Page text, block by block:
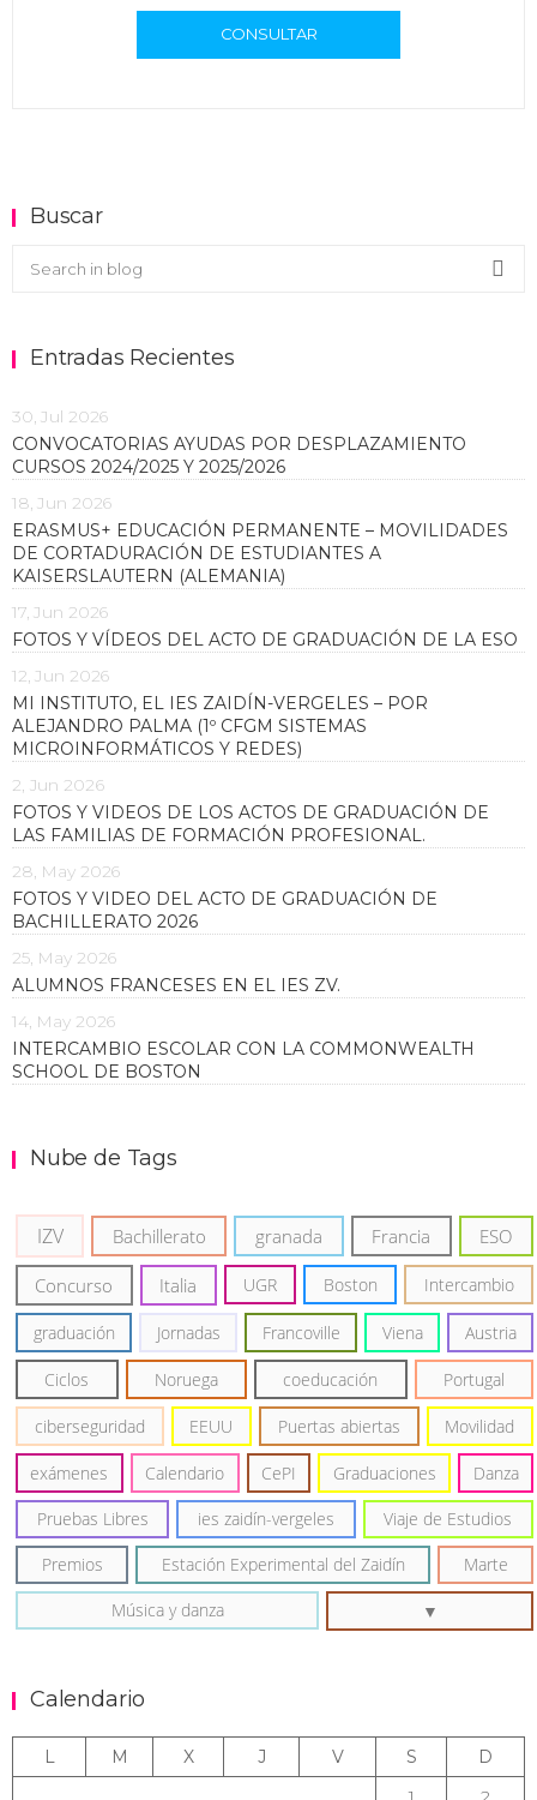
CONSULTAR
Buscar
Buscar en el blog
Entradas Recientes
30, Jul 2026
CONVOCATORIAS AYUDAS POR DESPLAZAMIENTO
CURSOS 2024/2025 Y 2025/2026
18, Jun 2026
ERASMUS+ EDUCACIÓN PERMANENTE – MOVILIDADES
DE CORTADURACIÓN DE ESTUDIANTES A
KAISERSLAUTERN (ALEMANIA)
17, Jun 2026
FOTOS Y VÍDEOS DEL ACTO DE GRADUACIÓN DE LA ESO
12, Jun 2026
MI INSTITUTO, EL IES ZAIDÍN-VERGELES – POR
ALEJANDRO PALMA (1º CFGM SISTEMAS
MICROINFORMÁTICOS Y REDES)
2, Jun 2026
FOTOS Y VIDEOS DE LOS ACTOS DE GRADUACIÓN DE
LAS FAMILIAS DE FORMACIÓN PROFESIONAL.
28, May 2026
FOTOS Y VIDEO DEL ACTO DE GRADUACIÓN DE
BACHILLERATO 2026
25, May 2026
ALUMNOS FRANCESES EN EL IES ZV.
14, May 2026
INTERCAMBIO ESCOLAR CON LA COMMONWEALTH
SCHOOL DE BOSTON
Nube de Tags
IZV Bachillerato granada Francia ESO
Concurso Italia UGR Boston Intercambio
graduación Jornadas Francoville Viena Austria
Ciclos Noruega coeducación Portugal
ciberseguridad EEUU Puertas abiertas Movilidad
exámenes Calendario CePI Graduaciones Danza
Pruebas Libres ies zaidín-vergeles Viaje de Estudios
Premios Estación Experimental del Zaidín Marte
Música y danza
Calendario
L M X J V S
D